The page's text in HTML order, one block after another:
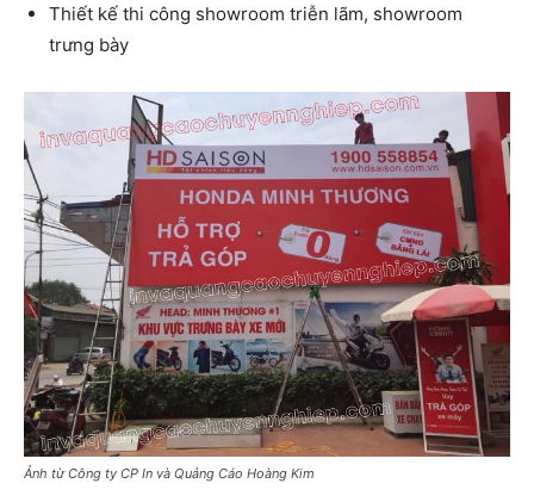
Thiết kế thi công showroom triễn lãm, showroom
trưng bày
Ảnh từ Công ty CP In và Quảng Cáo Hoàng Kim